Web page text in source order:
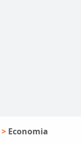
> Economia